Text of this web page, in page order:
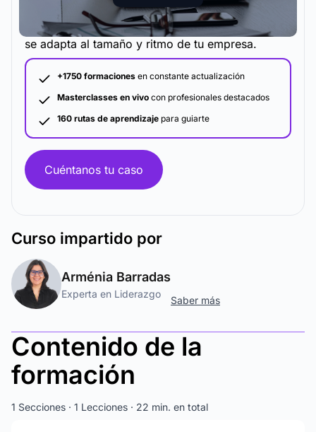
La metodología y plataforma de formación que
se adapta al tamaño y ritmo de tu empresa.
+1750 formaciones en constante actualización
Masterclasses en vivo con profesionales destacados
160 rutas de aprendizaje para guiarte
Cuéntanos tu caso
Curso impartido por
Arménia Barradas
Experta en Liderazgo
Saber más
Contenido de la
formación
1 Secciones · 1 Lecciones · 22 min. en total